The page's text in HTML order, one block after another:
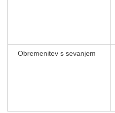
Obremenitev s sevanjem